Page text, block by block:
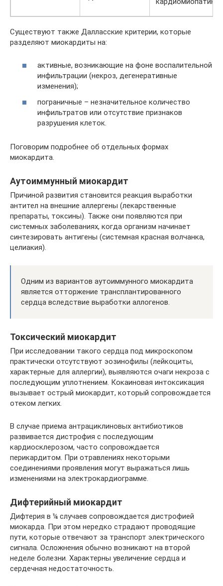
Существуют также Далласские критерии, которые
разделяют миокардиты на:
активные, возникающие на фоне воспалительной
инфильтрации (некроз, дегенеративные
изменения);
пограничные – незначительное количество
инфильтратов или отсутствие признаков
разрушения клеток.
Поговорим подробнее об отдельных формах
миокардита.
Аутоиммунный миокардит
Причиной развития становится реакция выработки
антител на внешние аллергены (лекарственные
препараты, токсины). Также они появляются при
системных заболеваниях, когда организм начинает
синтезировать антигены (системная красная волчанка,
целиакия).
Одним из вариантов аутоиммунного миокардита
является отторжение трансплантированного
сердца вследствие выработки аллогенов.
Токсический миокардит
При исследовании такого сердца под микроскопом
практически отсутствуют эозинофилы (лейкоциты,
характерные для аллергии), выявляются очаги некроза с
последующим уплотнением. Кокаиновая интоксикация
вызывает острый миокардит, который сопровождается
отеком легких.
В случае приема антрациклиновых антибиотиков
развивается дистрофия с последующим
кардиосклерозом, часто сопровождается
перикардитом. При отравлениях некоторыми
соединениями проявления могут выражаться лишь
изменениями на электрокардиограмме.
Дифтерийный миокардит
Дифтерия в ¼ случаев сопровождается дистрофией
миокарда. При этом нередко страдают проводящие
пути, которые отвечают за транспорт электрического
сигнала. Осложнения обычно возникают на второй
неделе болезни. Характерны увеличение сердца и
сердечная недостаточность.